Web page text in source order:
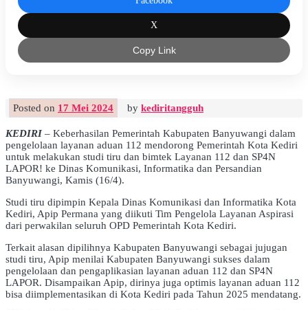
X
Copy Link
Posted on 17 Mei 2024 by kediritangguh
KEDIRI– Keberhasilan Pemerintah Kabupaten Banyuwangi dalam
pengelolaan layanan aduan 112 mendorong Pemerintah Kota Kediri
untuk melakukan studi tiru dan bimtek Layanan 112 dan SP4N
LAPOR! ke Dinas Komunikasi, Informatika dan Persandian
Banyuwangi, Kamis (16/4).
Studi tiru dipimpin Kepala Dinas Komunikasi dan Informatika Kota
Kediri, Apip Permana yang diikuti Tim Pengelola Layanan Aspirasi
dari perwakilan seluruh OPD Pemerintah Kota Kediri.
Terkait alasan dipilihnya Kabupaten Banyuwangi sebagai jujugan
studi tiru, Apip menilai Kabupaten Banyuwangi sukses dalam
pengelolaan dan pengaplikasian layanan aduan 112 dan SP4N
LAPOR. Disampaikan Apip, dirinya juga optimis layanan aduan 112
bisa diimplementasikan di Kota Kediri pada Tahun 2025 mendatang.